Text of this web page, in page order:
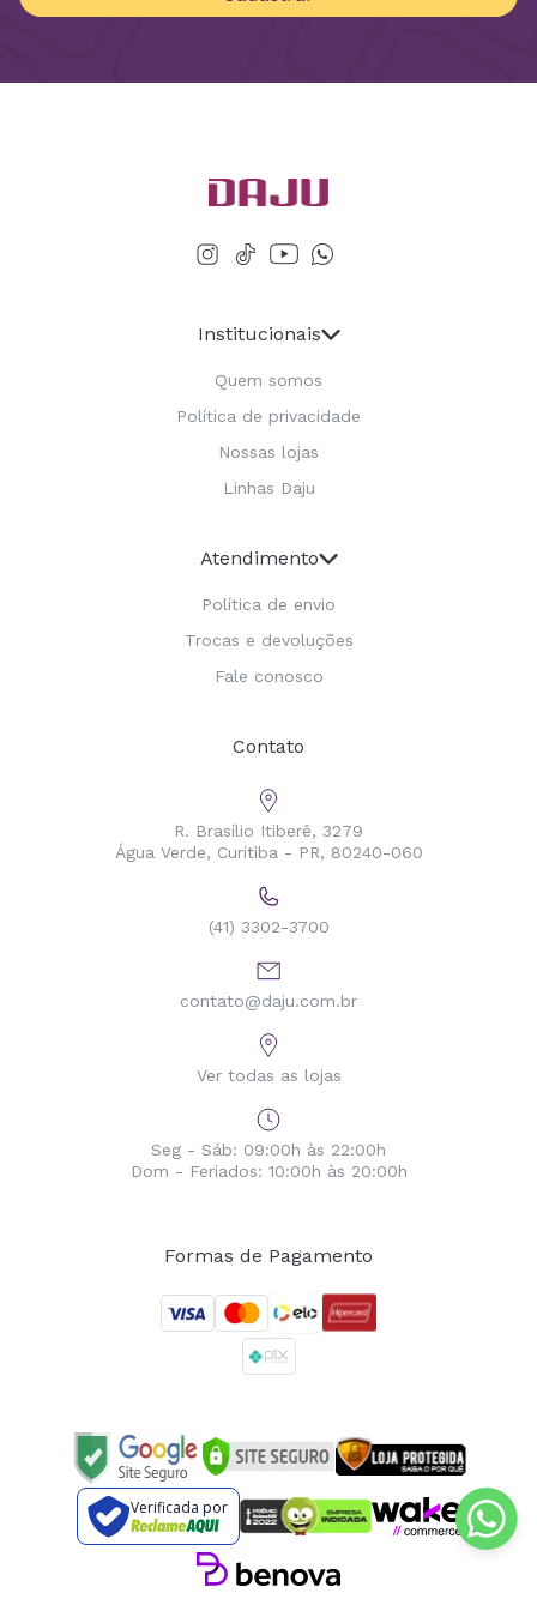
Institucionais
Quem somos
Política de privacidade
Nossas lojas
Linhas Daju
Atendimento
Política de envio
Trocas e devoluções
Fale conosco
Contato
R. Brasílio Itiberê, 3279
Água Verde, Curitiba - PR, 80240-060
(41) 3302-3700
contato@daju.com.br
Ver todas as lojas
Seg - Sáb: 09:00h às 22:00h
Dom - Feriados: 10:00h às 20:00h
Formas de Pagamento
Verificada por